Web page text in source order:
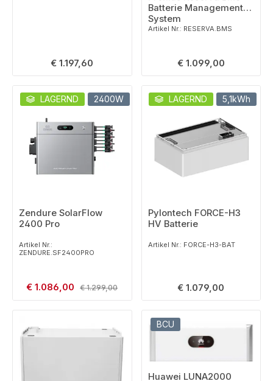
Regulärer Preis:
€ 1.197,60
Batterie Management
System
Artikel Nr.: RESERVA.BMS
Regulärer Preis:
€ 1.099,00
LAGERND 2400W 2,4 kWh
Zendure SolarFlow
2400 Pro
Artikel Nr.:
ZENDURE.SF2400PRO
Verkaufspreis:
€ 1.086,00 Regulärer Preis:
€ 1.299,00
LAGERND 5,1kWh
Pylontech FORCE-H3
HV Batterie
Artikel Nr.: FORCE-H3-BAT
Regulärer Preis:
€ 1.079,00
BCU
Huawei LUNA2000